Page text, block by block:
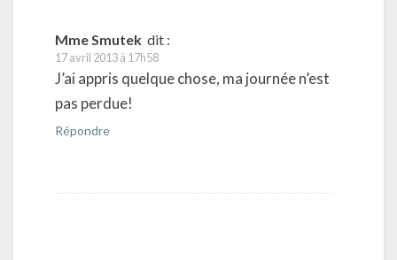
Mme Smutek dit :
17 avril 2013 à 17h58
J’ai appris quelque chose, ma journée n’est
pas perdue!
Répondre